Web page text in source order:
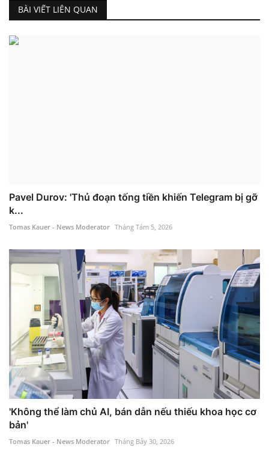
BÀI VIẾT LIÊN QUAN
Pavel Durov: 'Thủ đoạn tống tiền khiến Telegram bị gỡ
k...
Tomas Kauer - News Moderator Tháng Tám 5, 2026
'Không thể làm chủ AI, bán dẫn nếu thiếu khoa học cơ
bản'
Tomas Kauer - News Moderator Tháng Bảy 30, 2026